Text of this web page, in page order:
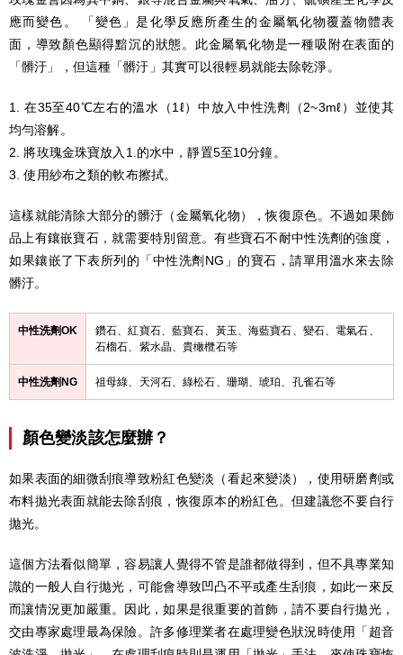
應而變色。 「變色」是化學反應所產生的金屬氧化物覆蓋物體表
面，導致顏色顯得黯沉的狀態。此金屬氧化物是一種吸附在表面的
「髒汙」，但這種「髒汙」其實可以很輕易就能去除乾淨。
1. 在35至40℃左右的溫水（1ℓ）中放入中性洗劑（2~3mℓ）並使其
均勻溶解。
2. 將玫瑰金珠寶放入1.的水中，靜置5至10分鐘。
3. 使用紗布之類的軟布擦拭。
這樣就能清除大部分的髒汙（金屬氧化物），恢復原色。不過如果飾
品上有鑲嵌寶石，就需要特別留意。有些寶石不耐中性洗劑的強度，
如果鑲嵌了下表所列的「中性洗劑NG」的寶石，請單用溫水來去除
髒汙。
中性洗劑OK
鑽石、紅寶石、藍寶石、黃玉、海藍寶石、變石、電氣石、
石榴石、紫水晶、貴橄欖石等
中性洗劑NG 祖母綠、天河石、綠松石、珊瑚、琥珀、孔雀石等
顏色變淡該怎麼辦？
如果表面的細微刮痕導致粉紅色變淡（看起來變淡），使用研磨劑或
布料拋光表面就能去除刮痕，恢復原本的粉紅色。但建議您不要自行
拋光。
這個方法看似簡單，容易讓人覺得不管是誰都做得到，但不具專業知
識的一般人自行拋光，可能會導致凹凸不平或產生刮痕，如此一來反
而讓情況更加嚴重。因此，如果是很重要的首飾，請不要自行拋光，
交由專家處理最為保險。許多修理業者在處理變色狀況時使用「超音